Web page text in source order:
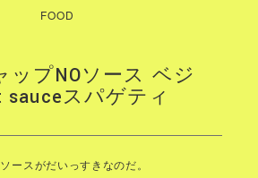
FOOD
ップNOソース ベジ
sauceスパゲティ
ースがだいっすきなのだ。